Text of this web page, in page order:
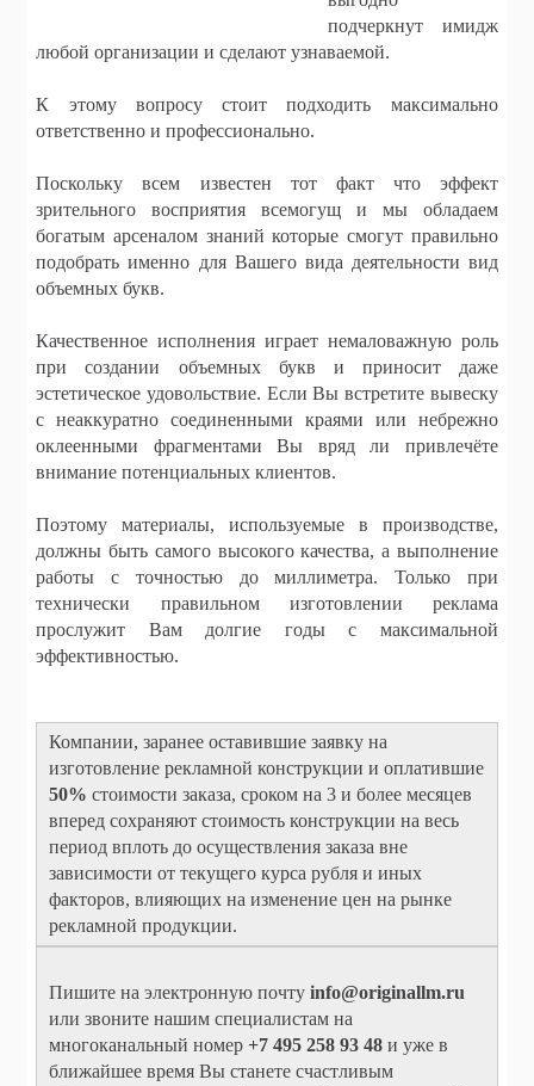
подчеркнут имидж
любой организации и сделают узнаваемой.
К этому вопросу стоит подходить максимально
ответственно и профессионально.
Поскольку всем известен тот факт что эффект
зрительного восприятия всемогущ и мы обладаем
богатым арсеналом знаний которые смогут правильно
подобрать именно для Вашего вида деятельности вид
объемных букв.
Качественное исполнения играет немаловажную роль
при создании объемных букв и приносит даже
эстетическое удовольствие. Если Вы встретите вывеску
с неаккуратно соединенными краями или небрежно
оклеенными фрагментами Вы вряд ли привлечёте
внимание потенциальных клиентов.
Поэтому материалы, используемые в производстве,
должны быть самого высокого качества, а выполнение
работы с точностью до миллиметра. Только при
технически правильном изготовлении реклама
прослужит Вам долгие годы с максимальной
эффективностью.
Компании, заранее оставившие заявку на
изготовление рекламной конструкции и оплатившие
50% стоимости заказа, сроком на 3 и более месяцев
вперед сохраняют стоимость конструкции на весь
период вплоть до осуществления заказа вне
зависимости от текущего курса рубля и иных
факторов, влияющих на изменение цен на рынке
рекламной продукции.
Пишите на электронную почтуinfo@originallm.ru
или звоните нашим специалистам на
многоканальный номер+7 495 258 93 48 и уже в
ближайшее время Вы станете счастливым